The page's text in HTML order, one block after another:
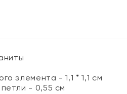
элемента - 1,1 * 1,1 см
- 0,55 см